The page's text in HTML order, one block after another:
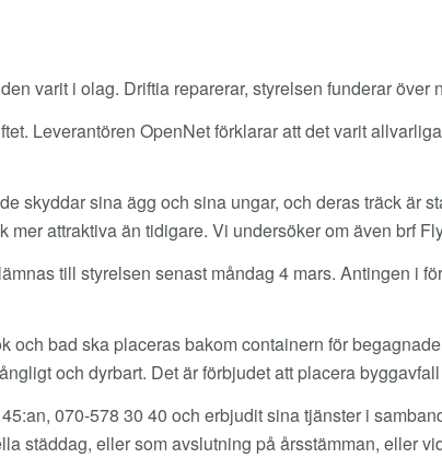
varit i olag. Driftia reparerar, styrelsen funderar över
Leverantören OpenNet förklarar att det varit
skyddar sina ägg och sina ungar, och deras träck är
attraktiva än tidigare. Vi undersöker om även brf
till styrelsen senast måndag 4 mars. Antingen i
och bad ska placeras bakom containern för
och dyrbart. Det är förbjudet att placera
070-578 30 40 och erbjudit sina tjänster i
städdag, eller som avslutning på årsstämman, eller